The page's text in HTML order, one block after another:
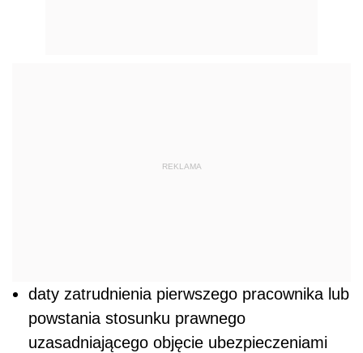
REKLAMA
daty zatrudnienia pierwszego pracownika lub
powstania stosunku prawnego
uzasadniającego objęcie ubezpieczeniami